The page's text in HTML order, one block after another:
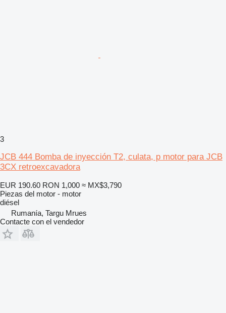
3
JCB 444 Bomba de inyección T2, culata, p motor para JCB
3CX retroexcavadora
EUR 190.60 RON 1,000 ≈ MX$3,790
Piezas del motor - motor
diésel
Rumanía, Targu Mrues
Contacte con el vendedor